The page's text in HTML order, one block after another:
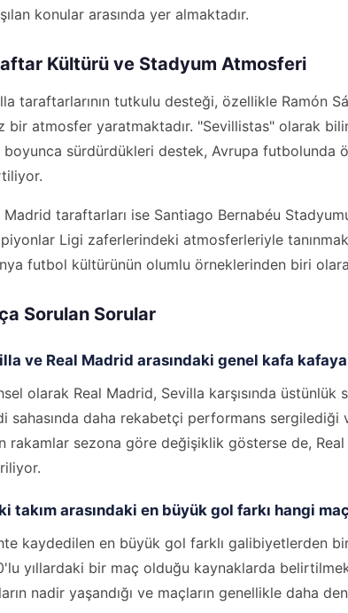
konular arasında yer almaktadır.
Kültürü ve Stadyum Atmosferi
taraftarlarının tutkulu desteği, özellikle Ramón
bir atmosfer yaratmaktadır. "Sevillistas" olarak
boyunca sürdürdükleri destek, Avrupa futbolunda
Madrid taraftarları ise Santiago Bernabéu
Ligi zaferlerindeki atmosferleriyle
futbol kültürünün olumlu örneklerinden biri
Sorulan Sorular
ve Real Madrid arasındaki genel kafa
olarak Real Madrid, Sevilla karşısında üstünlük
sahasında daha rekabetçi performans
rakamlar sezona göre değişiklik gösterse de,
takım arasındaki en büyük gol farkı hangi
kaydedilen en büyük gol farklı galibiyetlerden
yıllardaki bir maç olduğu kaynaklarda
nadir yaşandığı ve maçların genellikle daha